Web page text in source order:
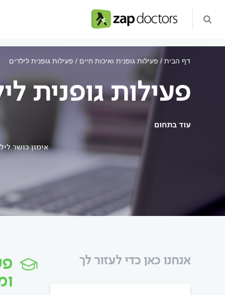
דף הבית פעילות גופנית ואיכות חיים פעילות גופנית לילדים
פעילות גופנית
עוד בתחום
אימון כושר
אנחנו כאן כדי לעזור לך